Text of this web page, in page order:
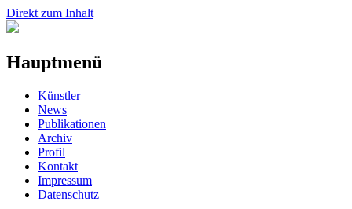
Direkt zum Inhalt
Hauptmenü
Künstler
News
Publikationen
Archiv
Profil
Kontakt
Impressum
Datenschutz